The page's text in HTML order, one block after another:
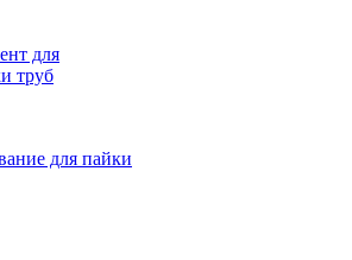
для
труб
для пайки